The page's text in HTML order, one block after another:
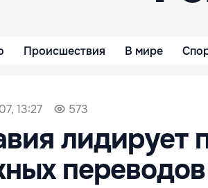
Происшествия В мире
13:27 573
лидирует